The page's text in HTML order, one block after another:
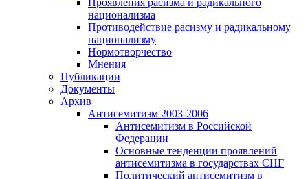
Проявления расизма и радикального
национализма
Противодействие расизму и радикальному
национализму
Нормотворчество
Мнения
Публикации
Документы
Архив
Антисемитизм 2003-2006
Антисемитизм в Российской
Федерации
Основные тенденции проявлений
антисемитизма в государствах СНГ
Политический антисемитизм в